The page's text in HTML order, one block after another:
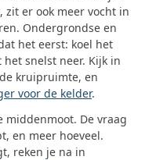
zit er ook meer vocht in
Ondergrondse en
het eerst: koel het
snelst neer. Kijk in
kruipruimte, en
voor de kelder.
De vraag
en meer hoeveel.
reken je na in